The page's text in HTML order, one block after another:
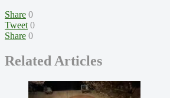
Share 0
Tweet 0
Share 0
Related Articles